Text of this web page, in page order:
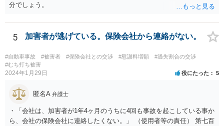
分でしょう。
5 加害者が逃げている。保険会社から連絡がない。
#自動車事故 #被害者 #保険会社との交渉 #慰謝料増額
#過失割合の交渉
#むち打ち被害
2024年1月29日 役にたった 5
匿名A 弁護士
・「会社は、加害者が1年4ヶ月のうちに4回も事故を起こしている事か
ら、会社の保険会社に連絡したくない。」 （使用者等の責任） 第七百